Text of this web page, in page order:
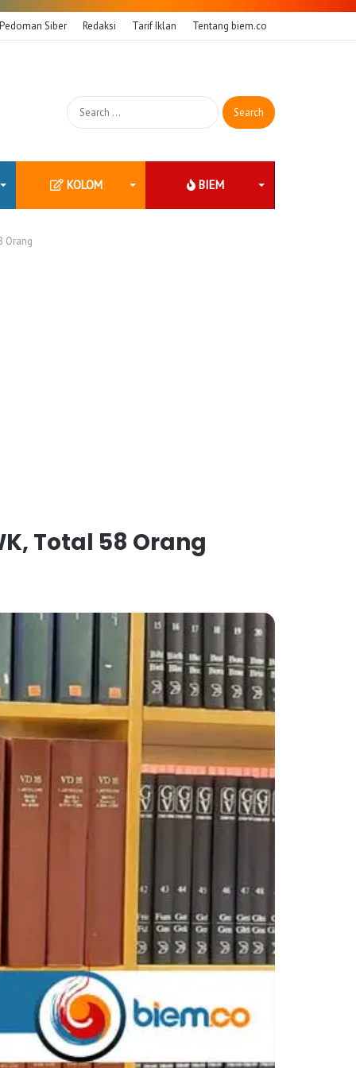
Pedoman Siber Redaksi Tarif Iklan Tentang biem.co
Search
for:
KOLOM BIEM
Orang
Total 58 Orang